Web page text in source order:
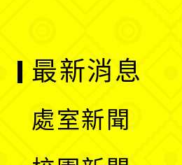
最新消息
處室新聞